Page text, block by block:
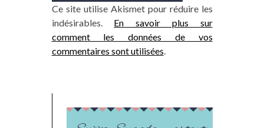
Ce site utilise Akismet pour réduire les
indésirables. En savoir plus sur
comment les données de vos
commentaires sont utilisées.